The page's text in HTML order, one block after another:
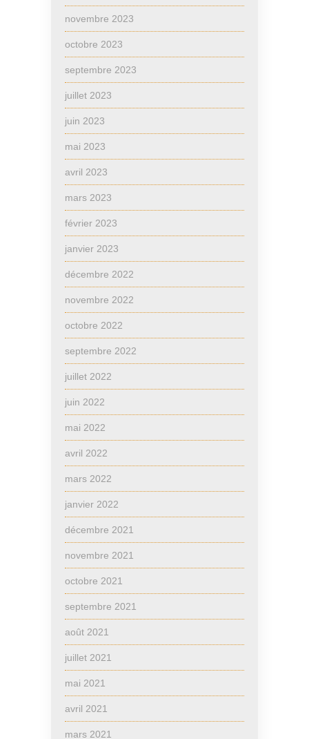
novembre 2023
octobre 2023
septembre 2023
juillet 2023
juin 2023
mai 2023
avril 2023
mars 2023
février 2023
janvier 2023
décembre 2022
novembre 2022
octobre 2022
septembre 2022
juillet 2022
juin 2022
mai 2022
avril 2022
mars 2022
janvier 2022
décembre 2021
novembre 2021
octobre 2021
septembre 2021
août 2021
juillet 2021
mai 2021
avril 2021
mars 2021